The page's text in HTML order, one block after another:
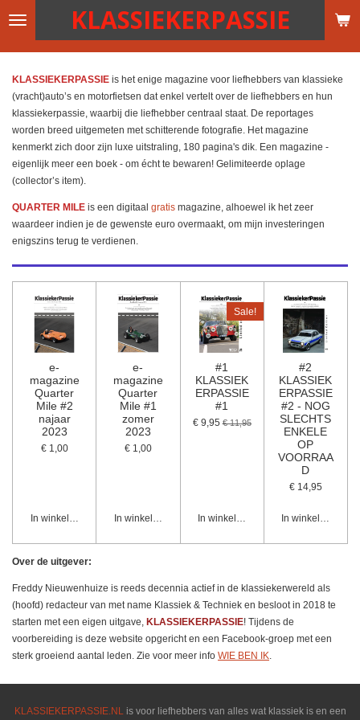
Ga
hoofdinhoud
KLASSIEKERPASSIE
KLASSIEKERPASSIE is het enige magazine voor liefhebbers van klassieke
(vracht)auto’s en motorfietsen dat enkel vertelt over de liefhebbers en hun
klassiekerpassie, waarbij die liefhebber centraal staat. De reportages
worden breed uitgemeten met schitterende fotografie. Het magazine
kenmerkt zich door zijn luxe uitstraling, 180 pagina's dik. Een magazine -
eigenlijk meer een boek - om écht te bewaren! Gelimiteerde oplage
(collector’s item).
QUARTER MILE is een digitaal gratis magazine, alhoewel ik het zeer
waardeer indien je de gewenste euro overmaakt, om mijn investeringen
enigszins terug te verdienen.
e-
magazine
Quarter
Mile #2
najaar
2023
€ 1,00
In winkelwagen
e-
magazine
Quarter
Mile #1
zomer
2023
€ 1,00
In winkelwagen
Sale!
#1
KLASSIEK
ERPASSIE
#1
€ 9,95 € 11,95
In winkelwagen
#2
KLASSIEK
ERPASSIE
#2 - NOG
SLECHTS
ENKELE
OP
VOORRAA
D
€ 14,95
In winkelwagen
Over de uitgever:
Freddy Nieuwenhuize is reeds decennia actief in de klassiekerwereld als
(hoofd) redacteur van met name Klassiek & Techniek en besloot in 2018 te
starten met een eigen uitgave, KLASSIEKERPASSIE! Tijdens de
voorbereiding is deze website opgericht en een Facebook-groep met een
sterk groeiend aantal leden. Zie voor meer info WIE BEN IK
KLASSIEKERPASSIE.NL is voor liefhebbers van alles wat klassiek is en een